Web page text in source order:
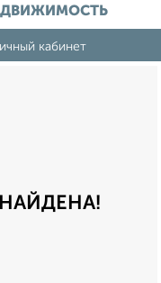
кабинет